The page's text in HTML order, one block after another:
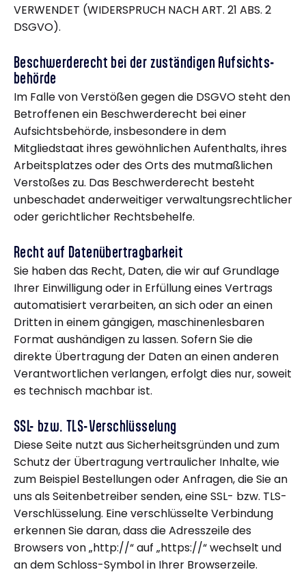
VERWENDET (WIDERSPRUCH NACH ART. 21 ABS. 2
DSGVO).
Beschwerde­recht bei der zuständigen Aufsichts­
behörde
Im Falle von Verstößen gegen die DSGVO steht den
Betroffenen ein Beschwerderecht bei einer
Aufsichtsbehörde, insbesondere in dem
Mitgliedstaat ihres gewöhnlichen Aufenthalts, ihres
Arbeitsplatzes oder des Orts des mutmaßlichen
Verstoßes zu. Das Beschwerderecht besteht
unbeschadet anderweitiger verwaltungsrechtlicher
oder gerichtlicher Rechtsbehelfe.
Recht auf Daten­übertrag­barkeit
Sie haben das Recht, Daten, die wir auf Grundlage
Ihrer Einwilligung oder in Erfüllung eines Vertrags
automatisiert verarbeiten, an sich oder an einen
Dritten in einem gängigen, maschinenlesbaren
Format aushändigen zu lassen. Sofern Sie die
direkte Übertragung der Daten an einen anderen
Verantwortlichen verlangen, erfolgt dies nur, soweit
es technisch machbar ist.
SSL- bzw. TLS-Verschlüsselung
Diese Seite nutzt aus Sicherheitsgründen und zum
Schutz der Übertragung vertraulicher Inhalte, wie
zum Beispiel Bestellungen oder Anfragen, die Sie an
uns als Seitenbetreiber senden, eine SSL- bzw. TLS-
Verschlüsselung. Eine verschlüsselte Verbindung
erkennen Sie daran, dass die Adresszeile des
Browsers von „http://“ auf „https://“ wechselt und
an dem Schloss-Symbol in Ihrer Browserzeile.